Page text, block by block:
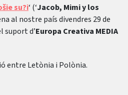
su?i‘ (‘Jacob, Mimi y los
al nostre país divendres 29 de
suport d’Europa Creativa MEDIA
entre Letònia i Polònia.